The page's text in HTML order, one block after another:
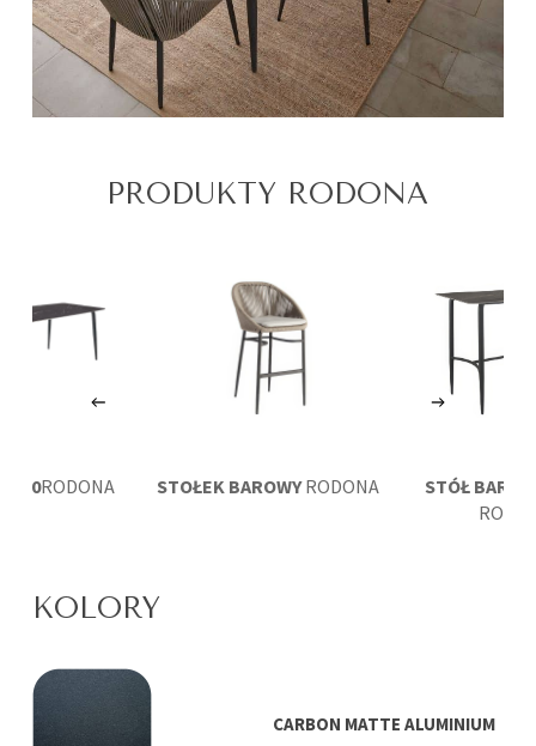
PRODUKTY RODONA
STOŁEK BAROWYRODONA
STÓŁ
RODONA
KOLORY
CARBON MATTE ALUMINIUM